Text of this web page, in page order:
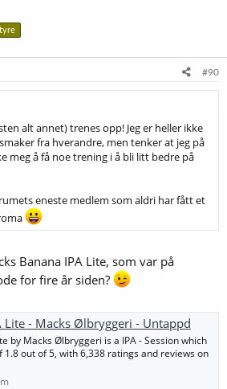
#90
alt annet) trenes opp! Jeg er heller ikke
fra hverandre, men tenker at jeg på
meg å få noe trening i å bli litt bedre på
eneste medlem som aldri har fått et
Banana IPA Lite, som var på
for fire år siden?
Lite - Macks Ølbryggeri - Untappd
by Macks Ølbryggeri is a IPA - Session which
1.8 out of 5, with 6,338 ratings and reviews on